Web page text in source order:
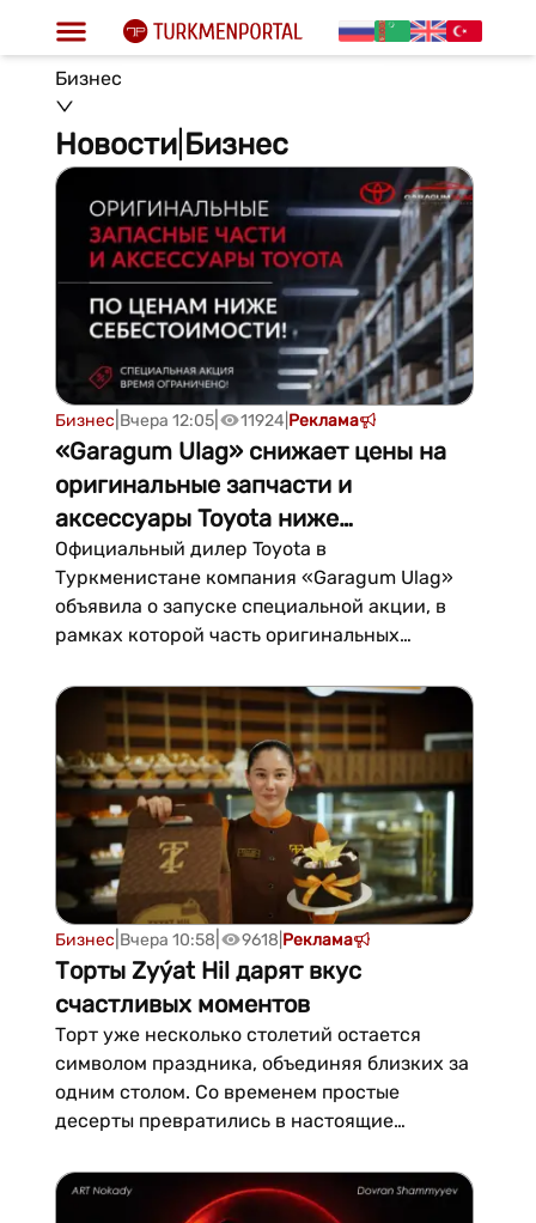
Бизнес
Новости| Бизнес
Бизнес Вчера 12:05| 11924 Реклама
«Garagum Ulag» снижает цены на
оригинальные запчасти и
аксессуары Toyota ниже
себестоимости
Официальный дилер Toyota в
Туркменистане компания «Garagum Ulag»
объявила о запуске специальной акции, в
рамках которой часть оригинальных
бренда предлагается покупателям по ценам
ниже себестоимости.Как сообщили в
компании, специальные условия
распространяются на ограниченный
перечень товаро...
Бизнес Вчера 10:58 9618 Реклама
Торты Zyýat Hil дарят вкус
счастливых моментов
Торт уже несколько столетий остается
символом праздника, объединяя близких за
одним столом. Со временем простые
десерты превратились в настоящие
сегодня их выбирают не только за вкус, но и
за оригинальный дизайн.Следуя этим